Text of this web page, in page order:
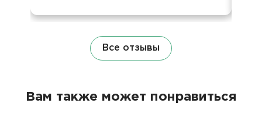
Все отзывы
Вам также может понравиться